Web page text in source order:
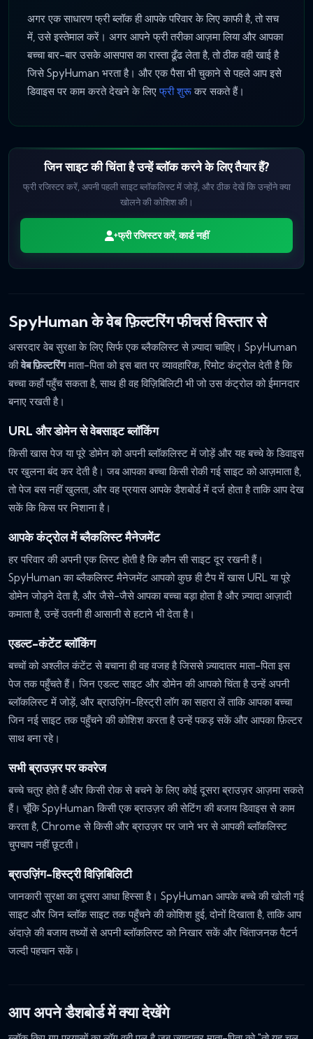
अगर एक साधारण फ्री ब्लॉक ही आपके परिवार के लिए काफी है, तो सच
में, उसे इस्तेमाल करें। अगर आपने फ्री तरीका आज़मा लिया और आपका
बच्चा बार-बार उसके आसपास का रास्ता ढूँढ लेता है, तो ठीक वही खाई है
जिसे SpyHuman भरता है। और एक पैसा भी चुकाने से पहले आप इसे
डिवाइस पर काम करते देखने के लिएफ्री शुरूकर सकते हैं।
जिन साइट की चिंता है उन्हें ब्लॉक करने के लिए तैयार हैं?
फ्री रजिस्टर करें, अपनी पहली साइट ब्लॉकलिस्ट में जोड़ें, और ठीक देखें कि उन्होंने क्या
खोलने की कोशिश की।
फ्री रजिस्टर करें, कार्ड नहीं
SpyHuman के वेब फ़िल्टरिंग फीचर्स विस्तार से
असरदार वेब सुरक्षा के लिए सिर्फ एक ब्लैकलिस्ट से ज़्यादा चाहिए। SpyHuman
कीवेब फ़िल्टरिंगमाता-पिता को इस बात पर व्यावहारिक, रिमोट कंट्रोल देती है कि
बच्चा कहाँ पहुँच सकता है, साथ ही वह विज़िबिलिटी भी जो उस कंट्रोल को ईमानदार
बनाए रखती है।
URL और डोमेन से वेबसाइट ब्लॉकिंग
किसी खास पेज या पूरे डोमेन को अपनी ब्लॉकलिस्ट में जोड़ें और यह बच्चे के डिवाइस
पर खुलना बंद कर देती है। जब आपका बच्चा किसी रोकी गई साइट को आज़माता है,
तो पेज बस नहीं खुलता, और वह प्रयास आपके डैशबोर्ड में दर्ज होता है ताकि आप देख
सकें कि किस पर निशाना है।
आपके कंट्रोल में ब्लैकलिस्ट मैनेजमेंट
हर परिवार की अपनी एक लिस्ट होती है कि कौन सी साइट दूर रखनी हैं।
SpyHuman का ब्लैकलिस्ट मैनेजमेंट आपको कुछ ही टैप में खास URL या पूरे
डोमेन जोड़ने देता है, और जैसे-जैसे आपका बच्चा बड़ा होता है और ज़्यादा आज़ादी
कमाता है, उन्हें उतनी ही आसानी से हटाने भी देता है।
एडल्ट-कंटेंट ब्लॉकिंग
बच्चों को अश्लील कंटेंट से बचाना ही वह वजह है जिससे ज़्यादातर माता-पिता इस
पेज तक पहुँचते हैं। जिन एडल्ट साइट और डोमेन की आपको चिंता है उन्हें अपनी
ब्लॉकलिस्ट में जोड़ें, और ब्राउज़िंग-हिस्ट्री लॉग का सहारा लें ताकि आपका बच्चा
जिन नई साइट तक पहुँचने की कोशिश करता है उन्हें पकड़ सकें और आपका फ़िल्टर
साथ बना रहे।
सभी ब्राउज़र पर कवरेज
बच्चे चतुर होते हैं और किसी रोक से बचने के लिए कोई दूसरा ब्राउज़र आज़मा सकते
हैं। चूँकि SpyHuman किसी एक ब्राउज़र की सेटिंग की बजाय डिवाइस से काम
करता है, Chrome से किसी और ब्राउज़र पर जाने भर से आपकी ब्लॉकलिस्ट
चुपचाप नहीं छूटती।
ब्राउज़िंग-हिस्ट्री विज़िबिलिटी
जानकारी सुरक्षा का दूसरा आधा हिस्सा है। SpyHuman आपके बच्चे की खोली गई
साइट और जिन ब्लॉक साइट तक पहुँचने की कोशिश हुई, दोनों दिखाता है, ताकि आप
अंदाज़े की बजाय तथ्यों से अपनी ब्लॉकलिस्ट को निखार सकें और चिंताजनक पैटर्न
जल्दी पहचान सकें।
आप अपने डैशबोर्ड में क्या देखेंगे